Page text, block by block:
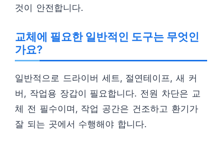
것이 안전합니다.
교체에 필요한 일반적인 도구는 무엇인
가요?
일반적으로 드라이버 세트, 절연테이프, 새 커
버, 작업용 장갑이 필요합니다. 전원 차단은 교
체 전 필수이며, 작업 공간은 건조하고 환기가
잘 되는 곳에서 수행해야 합니다.